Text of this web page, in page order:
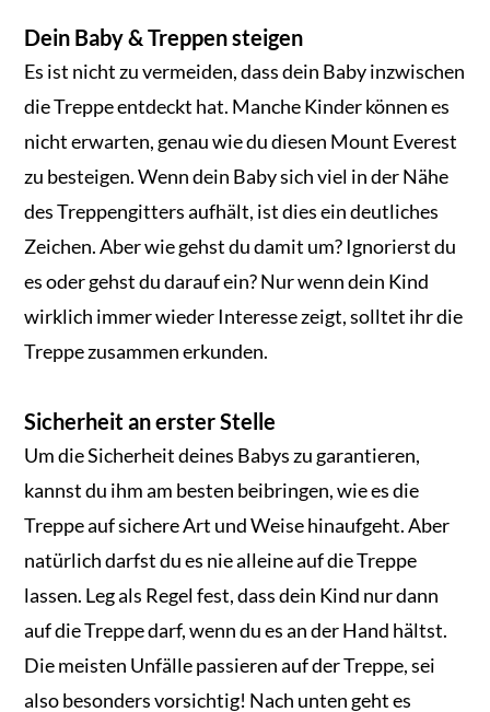
Dein Baby & Treppen steigen
Es ist nicht zu vermeiden, dass dein Baby inzwischen
die Treppe entdeckt hat. Manche Kinder können es
nicht erwarten, genau wie du diesen Mount Everest
zu besteigen. Wenn dein Baby sich viel in der Nähe
des Treppengitters aufhält, ist dies ein deutliches
Zeichen. Aber wie gehst du damit um? Ignorierst du
es oder gehst du darauf ein? Nur wenn dein Kind
wirklich immer wieder Interesse zeigt, solltet ihr die
Treppe zusammen erkunden.
Sicherheit an erster Stelle
Um die Sicherheit deines Babys zu garantieren,
kannst du ihm am besten beibringen, wie es die
Treppe auf sichere Art und Weise hinaufgeht. Aber
natürlich darfst du es nie alleine auf die Treppe
lassen. Leg als Regel fest, dass dein Kind nur dann
auf die Treppe darf, wenn du es an der Hand hältst.
Die meisten Unfälle passieren auf der Treppe, sei
also besonders vorsichtig! Nach unten geht es